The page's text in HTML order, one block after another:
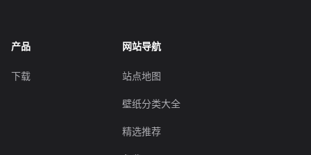
产品
下载
网站导航
站点地图
壁纸分类大全
精选推荐